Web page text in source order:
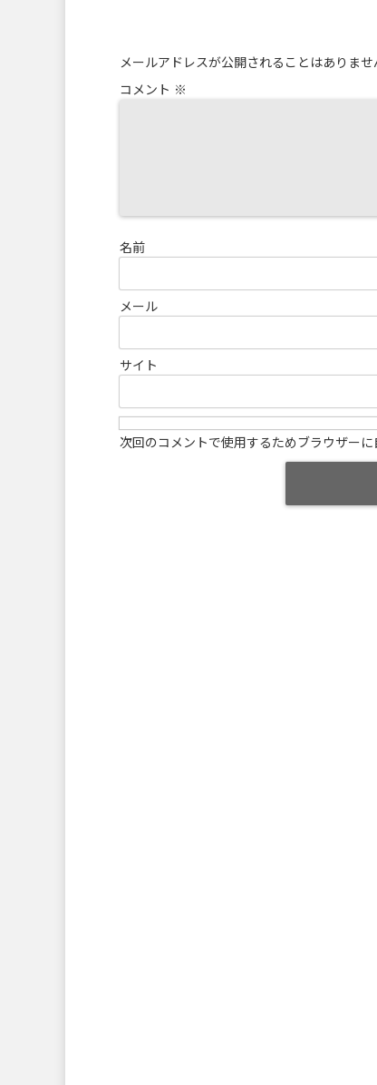
メールアドレスが公開されることはありませ
コメント ※
名前
メール
サイト
次回のコメントで使用するためブラウザー